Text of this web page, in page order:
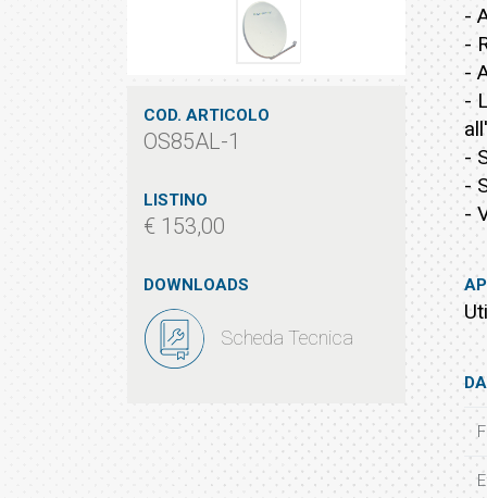
COD. ARTICOLO
OS85AL-1
LISTINO
€ 153,00
DOWNLOADS
Scheda Tecnica
-
-
-
-
-
-
-